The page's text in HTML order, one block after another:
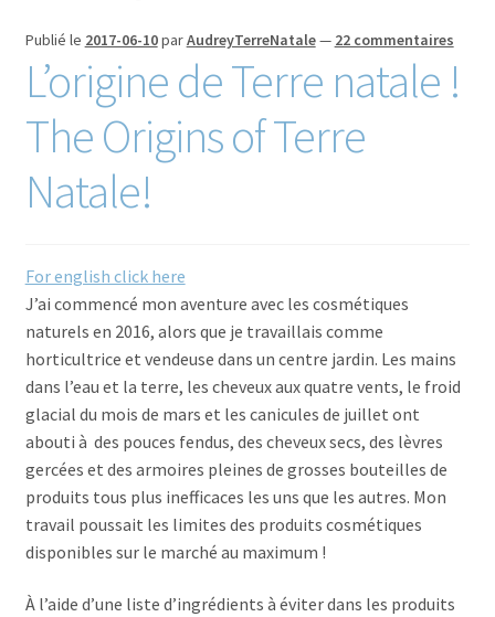
Commande/Checkout
Conditions de vente/Terms of service
Événements/Events
FAQ
Mon compte/My account
My custom checkout page
Panier/Cart
Publié le 2017-06-10parAudreyTerreNatale— 22 commentaires
L’origine de Terre natale !
The Origins of Terre
Natale!
For english click here
J’ai commencé mon aventure avec les cosmétiques
naturels en 2016, alors que je travaillais comme
horticultrice et vendeuse dans un centre jardin. Les mains
dans l’eau et la terre, les cheveux aux quatre vents, le froid
glacial du mois de mars et les canicules de juillet ont
abouti à des pouces fendus, des cheveux secs, des lèvres
gercées et des armoires pleines de grosses bouteilles de
produits tous plus inefficaces les uns que les autres. Mon
travail poussait les limites des produits cosmétiques
disponibles sur le marché au maximum !
À l’aide d’une liste d’ingrédients à éviter dans les produits